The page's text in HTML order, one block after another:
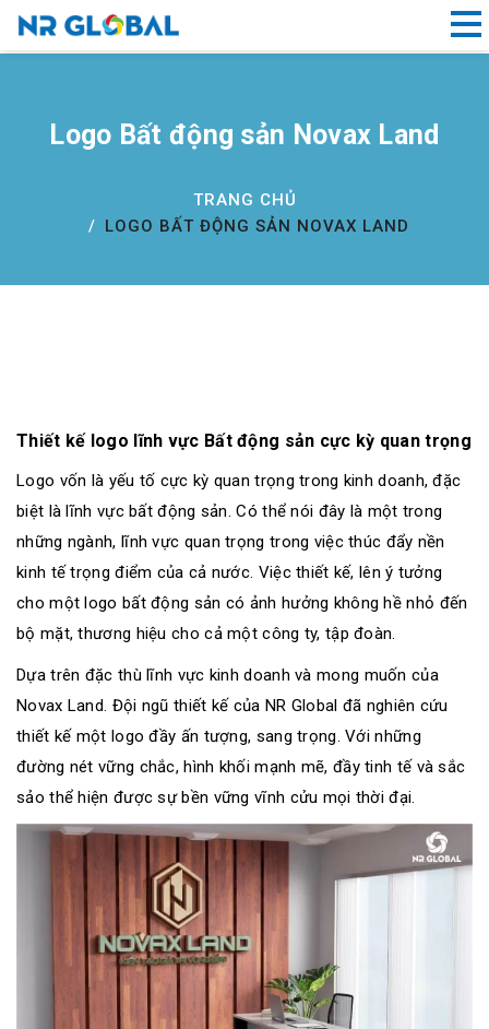
Dịch
Đà
miền
Hồ
sơ
năng
Khách
hàng
Logo Bất động sản Novax Land
TRANG CHỦ
LOGO BẤT ĐỘNG SẢN NOVAX LAND
Thiết kế logo lĩnh vực Bất động sản cực kỳ quan trọng
Logo vốn là yếu tố cực kỳ quan trọng trong kinh doanh, đặc
biệt là lĩnh vực bất động sản. Có thể nói đây là một trong
những ngành, lĩnh vực quan trọng trong việc thúc đẩy nền
kinh tế trọng điểm của cả nước. Việc thiết kế, lên ý tưởng
cho một logo bất động sản có ảnh hưởng không hề nhỏ đến
bộ mặt, thương hiệu cho cả một công ty, tập đoàn.
Dựa trên đặc thù lĩnh vực kinh doanh và mong muốn của
Novax Land. Đội ngũ thiết kế của NR Global đã nghiên cứu
thiết kế một logo đầy ấn tượng, sang trọng. Với những
đường nét vững chắc, hình khối mạnh mẽ, đầy tinh tế và sắc
sảo thể hiện được sự bền vững vĩnh cửu mọi thời đại.